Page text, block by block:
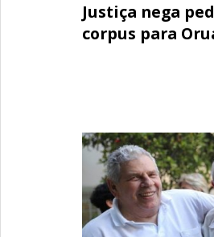
Justiça nega
corpus para